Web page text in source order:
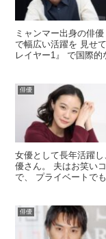
ミャンマー出身の俳
で幅広い活躍を 見せ
レイヤー1』 で国際的
俳優
女優として長年活躍
優さん。 夫はお笑い
で、 プライベートで
俳優